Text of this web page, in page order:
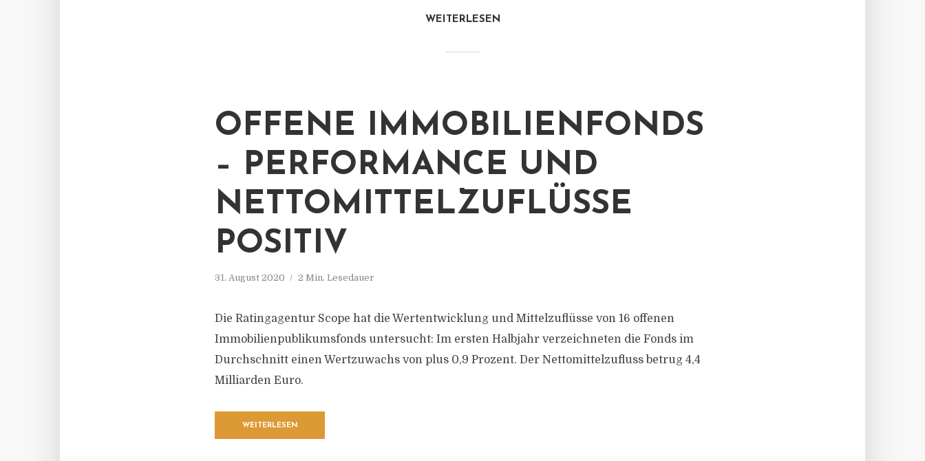
WEITERLESEN
OFFENE IMMOBILIENFONDS
– PERFORMANCE UND
NETTOMITTELZUFLÜSSE
POSITIV
31. August 2020 2 Min. Lesedauer
Die Ratingagentur Scope hat die Wertentwicklung und Mittelzuflüsse von 16 offenen
Immobilienpublikumsfonds untersucht: Im ersten Halbjahr verzeichneten die Fonds im
Durchschnitt einen Wertzuwachs von plus 0,9 Prozent. Der Nettomittelzufluss betrug 4,4
Milliarden Euro.
WEITERLESEN